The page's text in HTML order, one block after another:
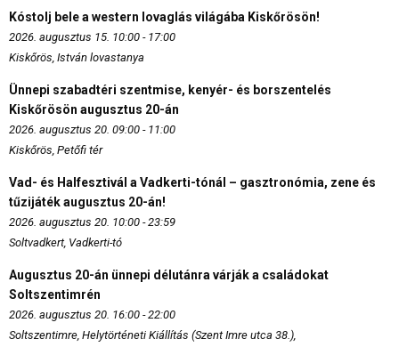
Kóstolj bele a western lovaglás világába Kiskőrösön!
2026. augusztus 15. 10:00 - 17:00
Kiskőrös, István lovastanya
Ünnepi szabadtéri szentmise, kenyér- és borszentelés
Kiskőrösön augusztus 20-án
2026. augusztus 20. 09:00 - 11:00
Kiskőrös, Petőfi tér
Vad- és Halfesztivál a Vadkerti-tónál – gasztronómia, zene és
tűzijáték augusztus 20-án!
2026. augusztus 20. 10:00 - 23:59
Soltvadkert, Vadkerti-tó
Augusztus 20-án ünnepi délutánra várják a családokat
Soltszentimrén
2026. augusztus 20. 16:00 - 22:00
Soltszentimre, Helytörténeti Kiállítás (Szent Imre utca 38.),